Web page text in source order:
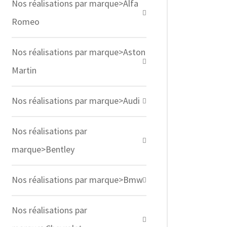
Nos réalisations par marque>Alfa
Romeo
Nos réalisations par marque>Aston
Martin
Nos réalisations par marque>Audi
Nos réalisations par
marque>Bentley
Nos réalisations par marque>Bmw
Nos réalisations par